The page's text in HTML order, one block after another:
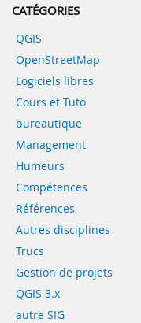
CATÉGORIES
QGIS
OpenStreetMap
Logiciels libres
Cours et Tuto
bureautique
Management
Humeurs
Compétences
Références
Autres disciplines
Trucs
Gestion de projets
QGIS 3.x
autre SIG